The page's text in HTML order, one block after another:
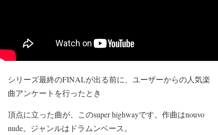
シリーズ最終のFINALが出る前に、ユーザーからの人気楽
曲アンケートを行ったとき
頂点に立った曲が、このsuper highwayです。作曲はnouvo
nude。ジャンルはドラムンベース。